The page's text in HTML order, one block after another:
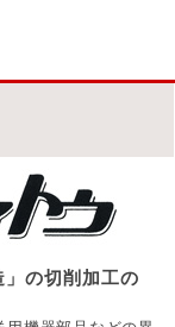
の切削加工の